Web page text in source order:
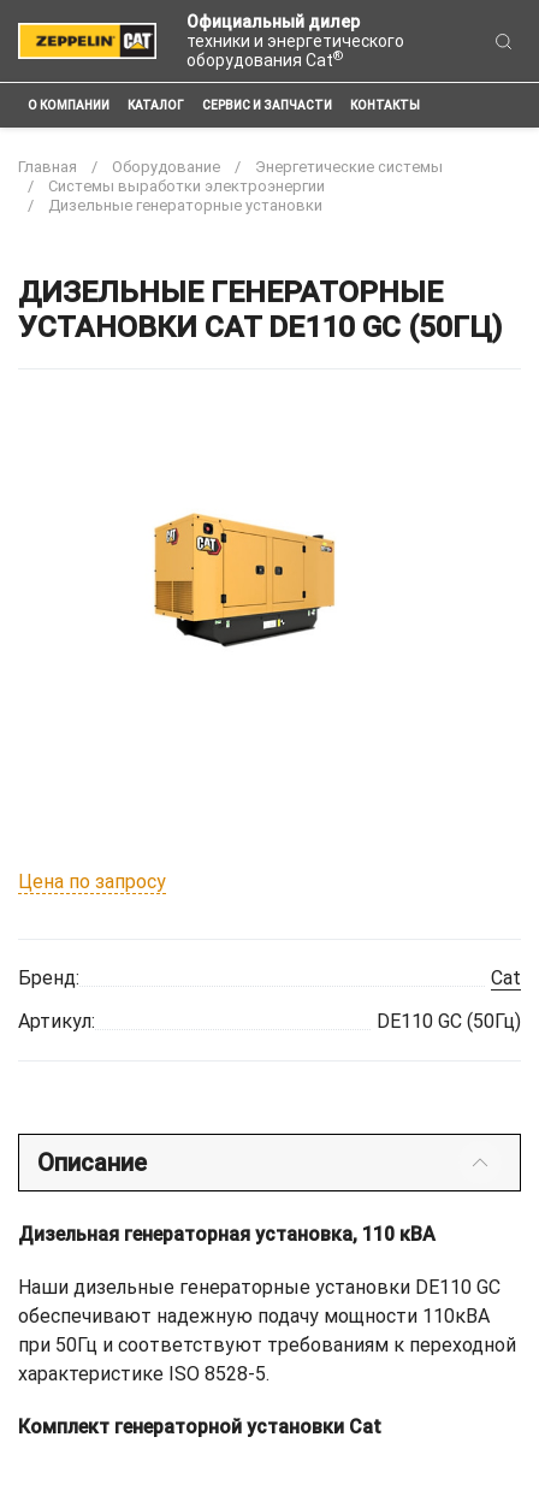
Официальный дилер
техники и энергетического
оборудования Cat®
О КОМПАНИИ КАТАЛОГ СЕРВИС И ЗАПЧАСТИ КОНТАКТЫ
Главная Оборудование
Энергетические системы
Системы выработки электроэнергии
Дизельные генераторные установки
ДИЗЕЛЬНЫЕ ГЕНЕРАТОРНЫЕ
УСТАНОВКИ CAT DE110 GC (50ГЦ)
Цена по запросу
Бренд:
Cat
Артикул:
DE110 GC (50Гц)
Описание
Дизельная генераторная установка, 110 кВА
Наши дизельные генераторные установки DE110 GC
обеспечивают надежную подачу мощности 110кВА
при 50Гц и соответствуют требованиям к переходной
характеристике ISO 8528-5.
Комплект генераторной установки Cat